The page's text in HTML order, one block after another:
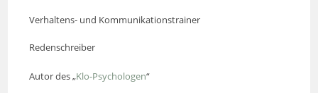
Verhaltens- und Kommunikationstrainer
Redenschreiber
Autor des „Klo-Psychologen“